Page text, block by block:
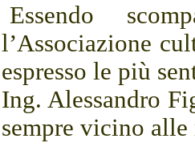
Essendo
l’Associazione
espresso le più
Ing. Alessandro
sempre vicino